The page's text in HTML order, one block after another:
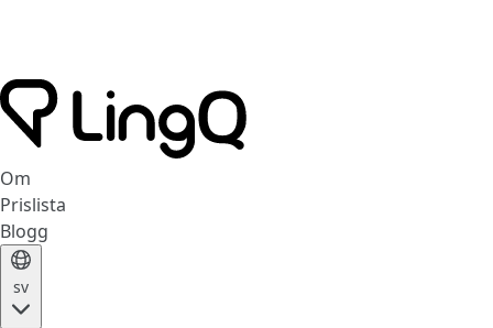
Om
Prislista
Blogg
sv